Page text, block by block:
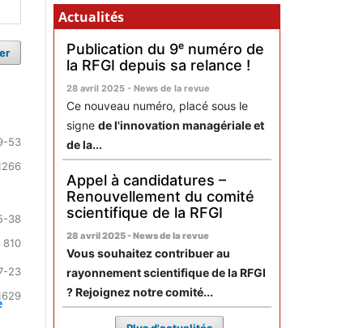
53
38
810
23
Actualités
Publication du 9ᵉ numéro de
la RFGI depuis sa relance !
28 avril 2025 - News de la revue
Ce nouveau numéro, placé sous le
signe de l'innovation managériale et
de la...
Appel à candidatures –
Renouvellement du comité
scientifique de la RFGI
28 avril 2025 - News de la revue
Vous souhaitez contribuer au
rayonnement scientifique de la RFGI
? Rejoignez notre comité...